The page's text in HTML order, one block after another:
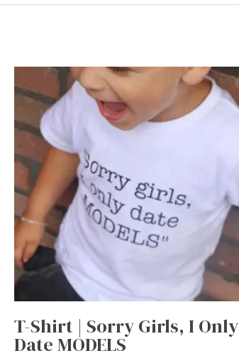
T-Shirt | Sorry Girls, I Only
Date MODELS